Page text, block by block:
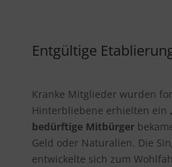
Entgültige
Kranke Mitglieder wurden
Hinterbliebene erhielten ein
bedürftige Mitbürger
Geld oder Naturalien. Die
entwickelte sich zum